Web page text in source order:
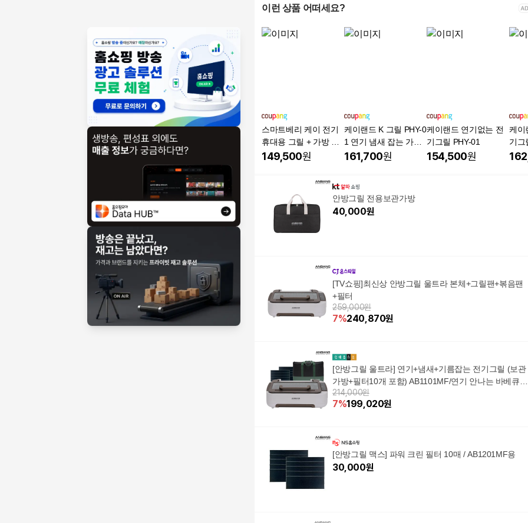
이런 상품 어떠세요?
스마트베리 케이 전기
휴대용 그릴 + 가방 세
트, SBG-01(다크블랙)
149,500원
케이랜드 K 그릴 PHY-0
1 연기 냄새 잡는 가정
용 대형 전기그릴, PHY
161,700원
케이랜드 연기없는 전
기그릴 PHY-01
154,500원
케이
기그
안방그릴 전용보관가방
40,000원
[TV쇼핑]최신상 안방그릴 울트라 본체+그릴팬+볶음팬
+필터
259,000원
7%240,870원
[안방그릴 울트라] 연기+냄새+기름잡는 전기그릴 (보관
가방+필터10개 포함) AB1101MF/연기 안나는 바베큐
+할인쿠폰
214,000원
7%199,020원
[안방그릴 맥스] 파워 크린 필터 10매 / AB1201MF용
30,000원